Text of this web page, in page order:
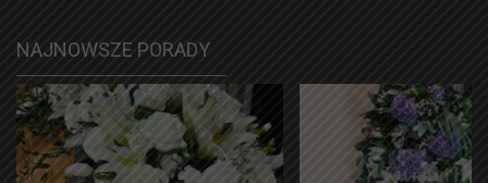
NAJNOWSZE PORADY